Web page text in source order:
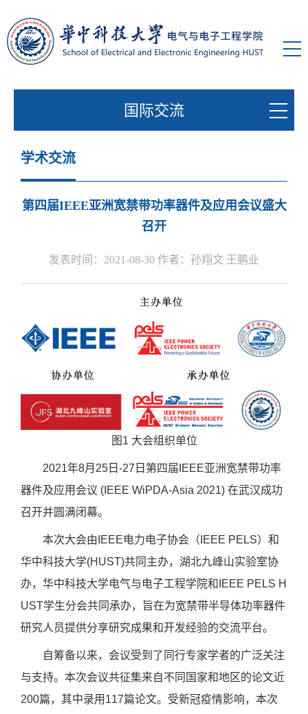
国际交流
学术交流
第四届IEEE亚洲宽禁带功率器件及应用会议盛大
召开
发表时间：2021-08-30 作者：孙翔文 王鹏业
图 1 大会组织单位
2021年8月 25 日 -27 日第四届 IEEE亚洲宽禁带功率
器件及应用会议 (IEEE WiPDA-Asia 2021) 在武汉成功
召开并圆满闭幕。
本次大会由 IEEE电力电子协会（ IEEE PELS）和
华中科技大学(HUST)共同主办，湖北九峰山实验室协
办，华中科技大学电气与电子工程学院和 IEEE PELS H
UST学生分会共同承办，旨在为宽禁带半导体功率器件
研究人员提供分享研究成果和开发经验的交流平台。
自筹备以来，会议受到了同行专家学者的广泛关注
与支持。本次会议共征集来自不同国家和地区的论文近
200篇，其中录用 117篇论文。受新冠疫情影响，本次